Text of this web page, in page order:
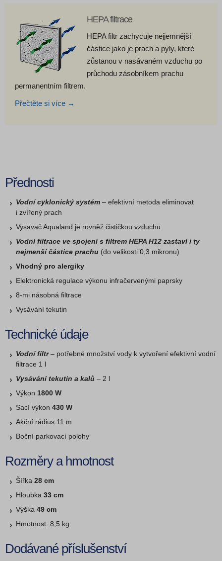
HEPA filtrace
HEPA filtr zachycuje nejjemnější
částice jako je prach a pyly, které
zůstanou v nasávaném vzduchu po
průchodu zásobníkem prachu
permanentním filtrem.
Přečtěte si více →
Přednosti
Vodní cyklonický systém – efektivní metoda eliminovat
i zvířený prach
Vysavač Aqualand je rovněž čističkou vzduchu
Vodní filtrace ve spojení s filtrem HEPA H12 zastaví i ty
nejmenší částice prachu (do velikosti 0,3 mikronu)
Vhodný pro alergiky
Elektronická regulace výkonu infračervenými paprsky
8-mi násobná filtrace
Vysávání tekutin
Technické údaje
Vodní filtr– potřebné množství vody k vytvoření efektivní vodní
filtrace 1 l
Vysávání tekutin a kalů – 2 l
Výkon 1800 W
Sací výkon 430 W
Akční rádius 11 m
Boční parkovací polohy
Rozměry a hmotnost
Šířka 28 cm
Hloubka 33 cm
Výška 49 cm
Hmotnost: 8,5 kg
Dodávané příslušenství